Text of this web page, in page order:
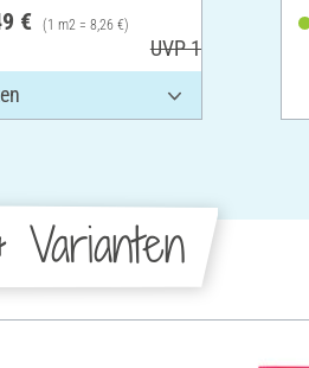
€ (1 m2 = 8,26 €)
UVP 17,30 €